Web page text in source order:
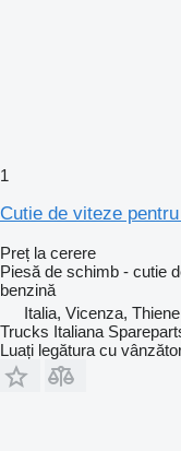
1
Cutie de viteze
Preț la cerere
Piesă de schimb - cutie
benzină
Italia, Vicenza, Thiene
Trucks Italiana
Luați legătura cu